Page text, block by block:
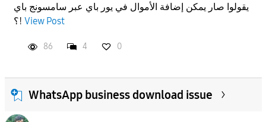
يقولوا صار يمكن إضافة الأموال في يور باي عبر سامسونج باي
؟! View Post
86 4 0
WhatsApp business download issue